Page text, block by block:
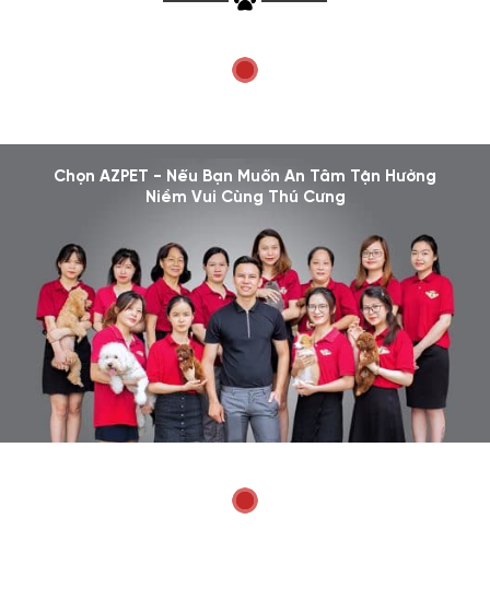
Chọn AZPET - Nếu Bạn Muốn An Tâm Tận Hưởng
Niềm Vui Cùng Thú Cưng